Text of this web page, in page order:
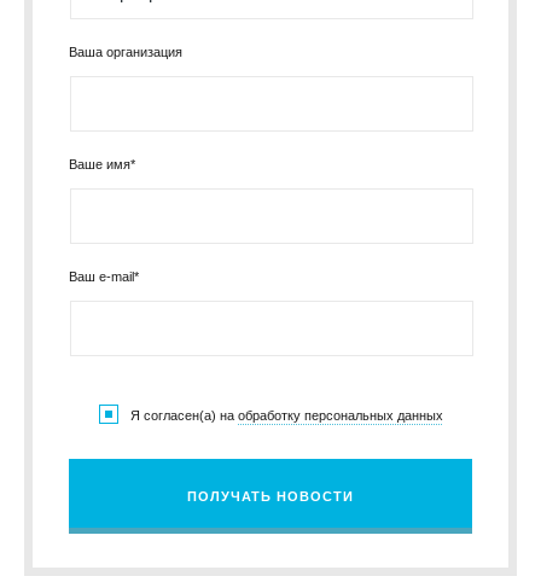
Ваша организация
Ваше имя*
Ваш e-mail*
Я согласен(а) на обработку персональных данных
ПОЛУЧАТЬ НОВОСТИ